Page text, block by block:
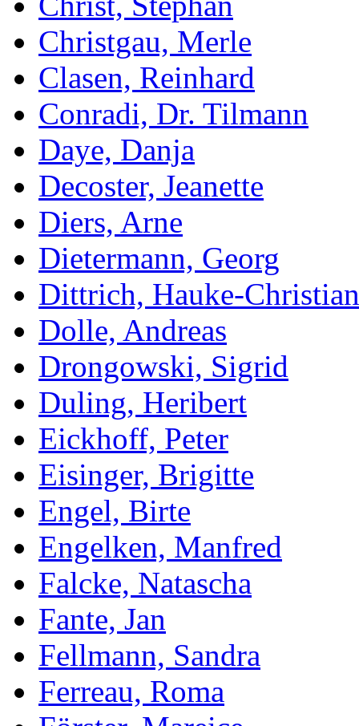
Christgau, Merle
Clasen, Reinhard
Conradi, Dr. Tilmann
Daye, Danja
Decoster, Jeanette
Diers, Arne
Dietermann, Georg
Dittrich, Hauke-Christian
Dolle, Andreas
Drongowski, Sigrid
Duling, Heribert
Eickhoff, Peter
Eisinger, Brigitte
Engel, Birte
Engelken, Manfred
Falcke, Natascha
Fante, Jan
Fellmann, Sandra
Ferreau, Roma